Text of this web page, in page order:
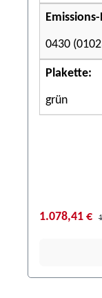
0430
Plakette:
grün
1.078,41 €